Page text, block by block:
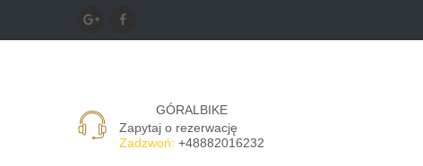
GÓRALBIKE
Zapytaj o rezerwację
Zadzwoń: +48882016232